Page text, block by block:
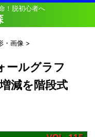
！脱初心者へ
・画像 >
ールグラフ
減を階段式